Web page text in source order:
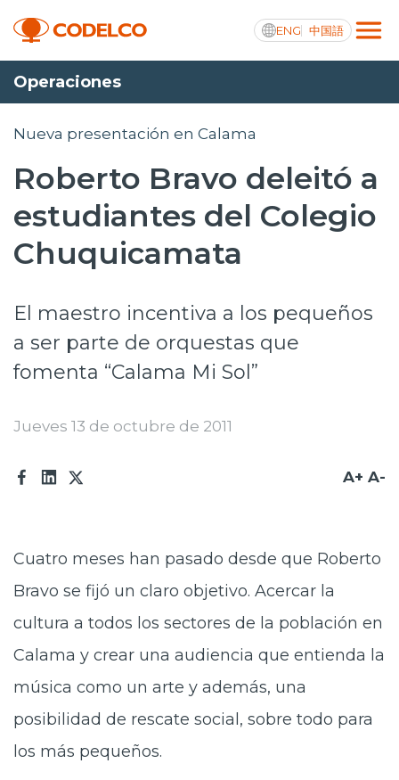
ENG 中国語
Transparencia activa
Proyectos
Sustentabilidad
Innovación
Inversionistas
Prensa
Operaciones
Nueva presentación en Calama
Roberto Bravo deleitó a
estudiantes del Colegio
Chuquicamata
El maestro incentiva a los pequeños
a ser parte de orquestas que
fomenta “Calama Mi Sol”
Jueves 13 de octubre de 2011
A+ A-
Cuatro meses han pasado desde que Roberto
Bravo se fijó un claro objetivo. Acercar la
cultura a todos los sectores de la población en
Calama y crear una audiencia que entienda la
música como un arte y además, una
posibilidad de rescate social, sobre todo para
los más pequeños.